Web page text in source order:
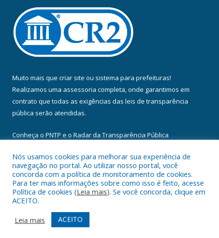
Muito mais que criar site ou sistema para prefeituras!
Realizamos uma assessoria completa, onde garantimos em
contrato que todas as exigências das leis de transparência
pública serão atendidas.
Conheça o PNTP e o Radar da Transparência Pública
Todos os direitos reservados a Câmara Municipal de Floresta do
Araguaia.
Mapa do Site
Acessar Área Administrativa
Acessar Webmail
Nós usamos cookies para melhorar sua experiência de
navegação no portal. Ao utilizar nosso portal, você
concorda com a política de monitoramento de cookies.
Para ter mais informações sobre como isso é feito, acesse
Política de cookies (Leia mais). Se você concorda, clique em
ACEITO.
Leia mais
ACEITO